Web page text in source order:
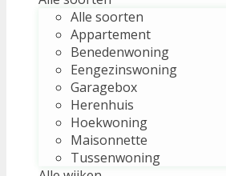
Alle soorten
Appartement
Benedenwoning
Eengezinswoning
Garagebox
Herenhuis
Hoekwoning
Maisonnette
Tussenwoning